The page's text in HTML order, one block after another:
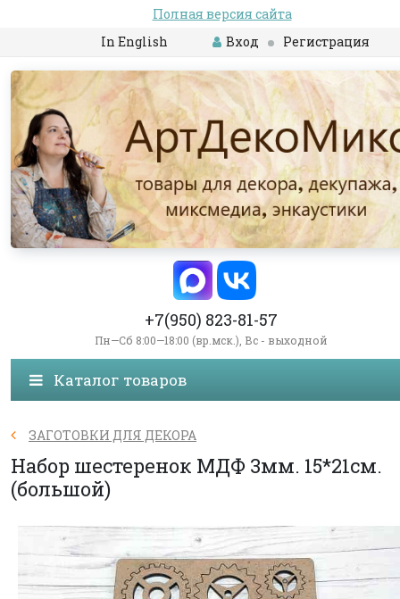
Полная версия сайта
In English
Вход Регистрация
+7(950) 823-81-57
Пн—Сб 8:00—18:00 (вр.мск.), Вс - выходной
Каталог товаров
ЗАГОТОВКИ ДЛЯ ДЕКОРА
Набор шестеренок МДФ 3мм. 15*21см.
(большой)